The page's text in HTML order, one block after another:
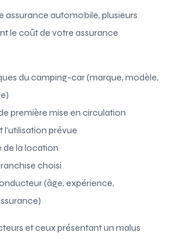
assurance automobile, plusieurs
le coût de votre assurance
du camping-car (marque, modèle,
première mise en circulation
prévue
de la location
choisi
(âge, expérience,
et ceux présentant un malus